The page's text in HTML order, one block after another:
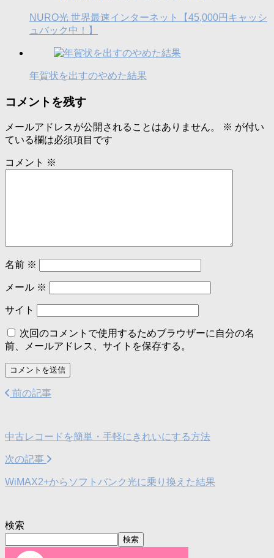
NURO光 世界最速インターネット【45,000円キャッシ
ュバック中！】
年賀状を出すのやめた結果
コメントを残す
メールアドレスが公開されることはありません。 ※ が付い
ている欄は必須項目です
コメント ※
名前 ※
メール ※
サイト
次回のコメントで使用するためブラウザーに自分の名
前、メールアドレス、サイトを保存する。
前の記事
中古レコードを簡単・手軽にきれいにする方法
次の記事
WiMAX2+からソフトバンク光に乗り換えた結果
検索
検索